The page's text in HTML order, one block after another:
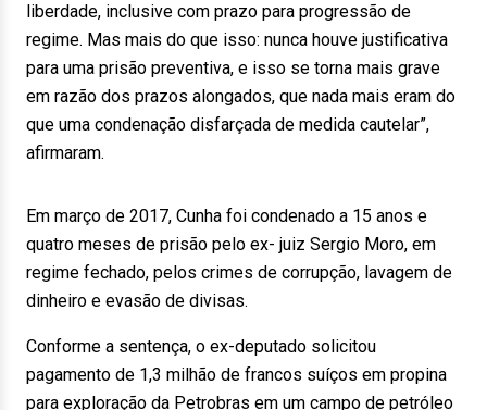
liberdade, inclusive com prazo para progressão de
regime. Mas mais do que isso: nunca houve justificativa
para uma prisão preventiva, e isso se torna mais grave
em razão dos prazos alongados, que nada mais eram do
que uma condenação disfarçada de medida cautelar”,
afirmaram.
Em março de 2017, Cunha foi condenado a 15 anos e
quatro meses de prisão pelo ex- juiz Sergio Moro, em
regime fechado, pelos crimes de corrupção, lavagem de
dinheiro e evasão de divisas.
Conforme a sentença, o ex-deputado solicitou
pagamento de 1,3 milhão de francos suíços em propina
para exploração da Petrobras em um campo de petróleo